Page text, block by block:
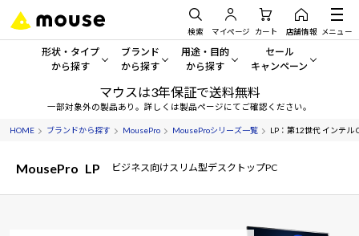
検索 マイページ カート 店舗情報 メニュー
形状・タイプ
から探す
形状・タイプから探す をすべてみる
デスクトップPC
ノートPC
ブランド
から探す
mouse
G TUNE
NEXTGEAR
用途・目的
から探す
一般向けパソコン
ゲーミングPC・ゲーム向けパソコン
クリエイティブ向け
セール
キャンペーン
セール・キャンペー
期間限定セール
マウスは3年保証で送料無料
一部対象外の製品あり。詳しくは製品ページにてご確認ください。
HOME ブランドから探す MousePro MouseProシリーズ一覧 LP：第12世代 インテル
MousePro LP ビジネス向けスリム型デスクトップPC